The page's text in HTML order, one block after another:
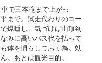
で三本滝まで上がっ
まで。試走代わりのコー
爆睡し、気づけば山頂到
みに高いバス代を払って
体を慣らしておく為。効
。あとは観光目的。